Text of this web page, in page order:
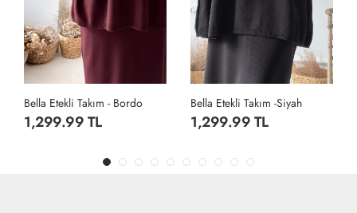
Bella Etekli Takım - Bordo
1,299.99 TL
Bella Etekli Takım -Siyah
1,299.99 TL